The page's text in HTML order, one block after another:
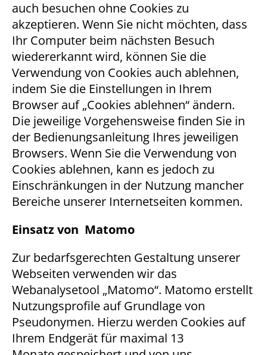
auch besuchen ohne Cookies zu
akzeptieren. Wenn Sie nicht möchten, dass
Ihr Computer beim nächsten Besuch
wiedererkannt wird, können Sie die
Verwendung von Cookies auch ablehnen,
indem Sie die Einstellungen in Ihrem
Browser auf „Cookies ablehnen“ ändern.
Die jeweilige Vorgehensweise finden Sie in
der Bedienungsanleitung Ihres jeweiligen
Browsers. Wenn Sie die Verwendung von
Cookies ablehnen, kann es jedoch zu
Einschränkungen in der Nutzung mancher
Bereiche unserer Internetseiten kommen.
Einsatz von Matomo
Zur bedarfsgerechten Gestaltung unserer
Webseiten verwenden wir das
Webanalysetool „Matomo“. Matomo erstellt
Nutzungsprofile auf Grundlage von
Pseudonymen. Hierzu werden Cookies auf
Ihrem Endgerät für maximal 13
Name:
cookie_consent
Zweck:
Dieser Cookie speichert die ausgewählten
Einverständnis-Optionen des Benutzers
Cookie Laufzeit:
1 Jahr
STATISTIK
Statistik Cookies erfassen Informationen anonym.
Diese Informationen helfen uns zu verstehen, wie
unsere Besucher unsere Website nutzen.
Matomo
Name:
Anbieter:
Zweck:
Cookie von Matomo für Website-Analysen. Erzeugt
statistische Daten darüber, wie der Besucher die